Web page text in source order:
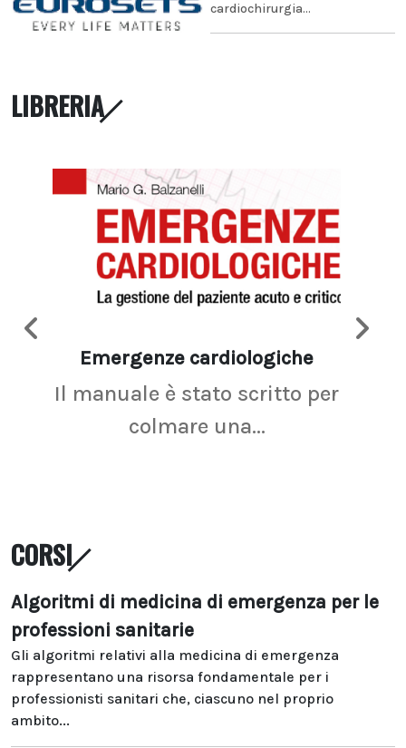
cardiochirurgia...
LIBRERIA
Emergenze cardiologiche
Il manuale è stato scritto per
colmare una...
CORSI
Algoritmi di medicina di emergenza per le
professioni sanitarie
Gli algoritmi relativi alla medicina di emergenza
rappresentano una risorsa fondamentale per i
professionisti sanitari che, ciascuno nel proprio
ambito...